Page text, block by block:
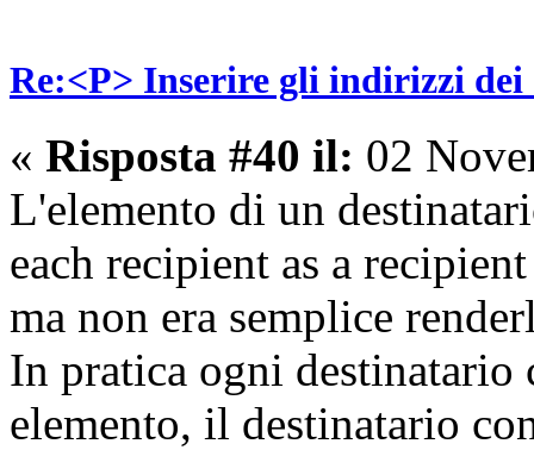
Re:<P> Inserire gli indirizzi
« Risposta #40 il: 02
L'elemento di un
each recipient as a
ma non era semplice
In pratica ogni destinatario
elemento, il destinatario